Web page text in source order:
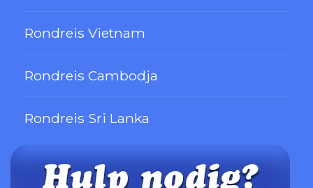
Rondreis Vietnam
Rondreis Cambodja
Rondreis Sri Lanka